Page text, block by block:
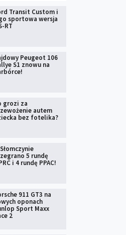
Transit Custom i
sportowa wersja
RT
Peugeot 106
S1 znowu na
grozi za
autem
bez fotelika?
5 rundę
i 4 rundę PPAC!
911 GT3 na
oponach
Sport Maxx
2